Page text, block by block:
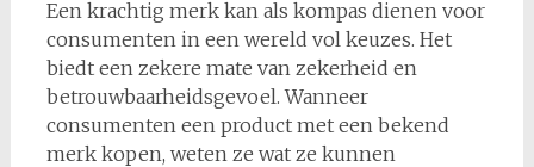
Een krachtig merk kan als kompas dienen voor
consumenten in een wereld vol keuzes. Het
biedt een zekere mate van zekerheid en
betrouwbaarheidsgevoel. Wanneer
consumenten een product met een bekend
merk kopen, weten ze wat ze kunnen